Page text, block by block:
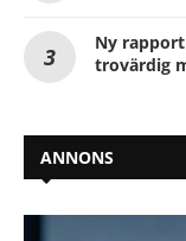
Ny
trovärdig
ANNONS